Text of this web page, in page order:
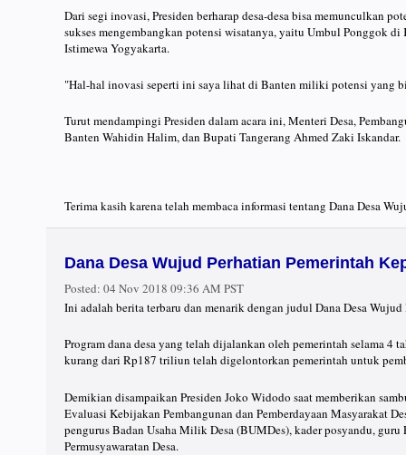
Dari segi inovasi, Presiden berharap desa-desa bisa memunculkan
sukses mengembangkan potensi wisatanya, yaitu Umbul Ponggok
Istimewa Yogyakarta.
"Hal-hal inovasi seperti ini saya lihat di Banten miliki potensi yang
Turut mendampingi Presiden dalam acara ini, Menteri Desa,
Banten Wahidin Halim, dan Bupati Tangerang Ahmed Zaki Iskandar.
Terima kasih karena telah membaca informasi tentang Dana Desa
Dana Desa Wujud Perhatian Pemerintah
Posted: 04 Nov 2018 09:36 AM PST
Ini adalah berita terbaru dan menarik dengan judul Dana Desa
Program dana desa yang telah dijalankan oleh pemerintah selama 4
kurang dari Rp187 triliun telah digelontorkan pemerintah untuk
Demikian disampaikan Presiden Joko Widodo saat memberikan
Evaluasi Kebijakan Pembangunan dan Pemberdayaan Masyarakat
pengurus Badan Usaha Milik Desa (BUMDes), kader posyandu,
Permusyawaratan Desa.